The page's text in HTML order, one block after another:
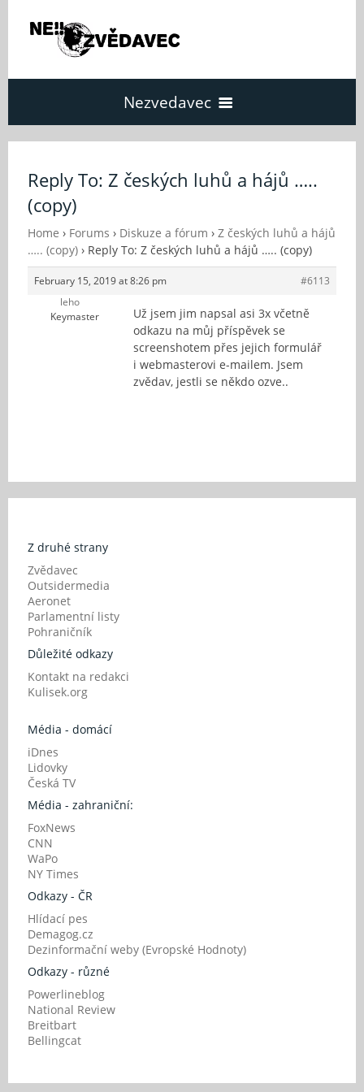
Nezvedavec
O Nezvědavci
Kontakt
Reply To: Z českých luhů a hájů …..
(copy)
Home › Forums › Diskuze a fórum › Z českých luhů a hájů
….. (copy) › Reply To: Z českých luhů a hájů ….. (copy)
February 15, 2019 at 8:26 pm
#6113
leho
Keymaster
Už jsem jim napsal asi 3x včetně
odkazu na můj příspěvek se
screenshotem přes jejich formulář
i webmasterovi e-mailem. Jsem
zvědav, jestli se někdo ozve..
Z druhé strany
Zvědavec
Outsidermedia
Aeronet
Parlamentní listy
Pohraničník
Důležité odkazy
Kontakt na redakci
Kulisek.org
Média - domácí
iDnes
Lidovky
Česká TV
Média - zahraniční:
FoxNews
CNN
WaPo
NY Times
Odkazy - ČR
Hlídací pes
Demagog.cz
Dezinformační weby (Evropské Hodnoty)
Odkazy - různé
Powerlineblog
National Review
Breitbart
Bellingcat